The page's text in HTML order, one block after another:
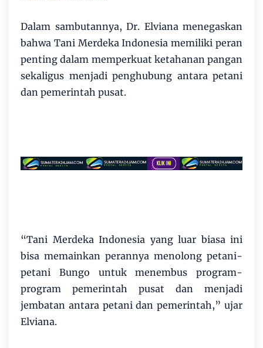
Dalam sambutannya, Dr. Elviana menegaskan
bahwa Tani Merdeka Indonesia memiliki peran
penting dalam memperkuat ketahanan pangan
sekaligus menjadi penghubung antara petani
dan pemerintah pusat.
“Tani Merdeka Indonesia yang luar biasa ini
bisa memainkan perannya menolong petani-
petani Bungo untuk menembus program-
program pemerintah pusat dan menjadi
jembatan antara petani dan pemerintah,” ujar
Elviana.